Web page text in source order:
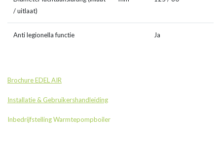
/ uitlaat)
Anti legionella functie Ja
Brochure EDEL AIR
Installatie & Gebruikershandleiding
Inbedrijfstelling Warmtepompboiler